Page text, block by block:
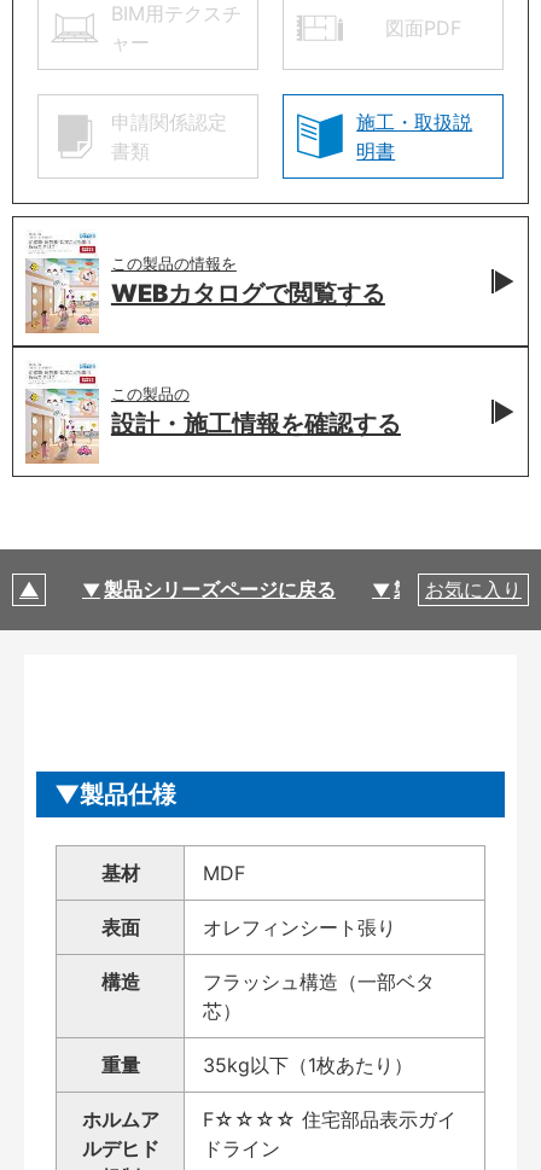
BIM用テクスチ
ャー
図面PDF
申請関係認定
書類
施工・取扱説
明書
この製品の情報を
WEBカタログで閲覧する
この製品の
設計・施工情報を確認する
製品シリーズページに戻る 製品仕様
お気に入り
製品仕様
基材 MDF
表面 オレフィンシート張り
構造
フラッシュ構造（一部ベタ
芯）
重量 35kg以下（1枚あたり）
ホルムア
ルデヒド
F☆☆☆☆ 住宅部品表示ガイ
ドライン